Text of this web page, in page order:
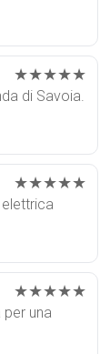
★★★★★
di Savoia.
★★★★★
★★★★★
una